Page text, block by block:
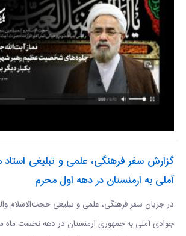
گزارش سفر فرهنگی، علمی و تبلیغی
آملی به ارمنستان در دهه اول محرم
در جریان سفر فرهنگی، علمی و تبلیغی حجت‌الاسلام